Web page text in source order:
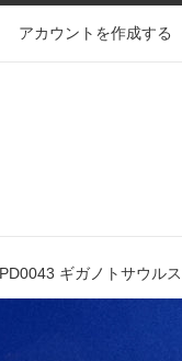
アカウントを作成する
PD0043 ギガノトサウル